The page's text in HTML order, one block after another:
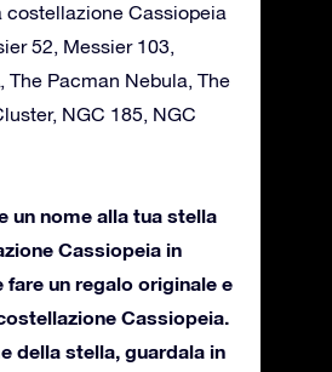
costellazione Cassiopeia
52, Messier 103,
The Pacman Nebula, The
NGC 185, NGC
un nome alla tua stella
Cassiopeia in
fare un regalo originale e
Cassiopeia.
della stella, guardala in